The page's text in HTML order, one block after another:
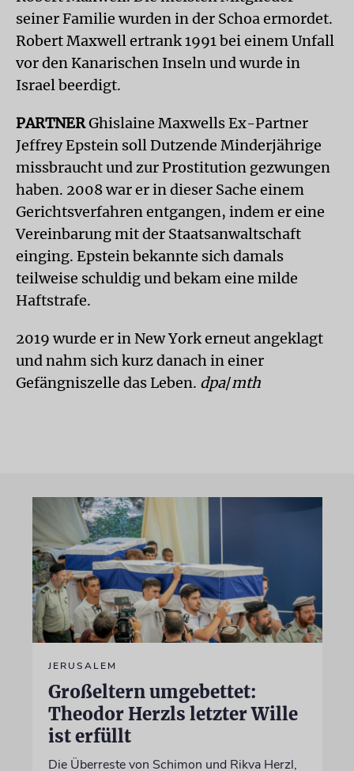
seiner Familie wurden in der Schoa ermordet.
Robert Maxwell ertrank 1991 bei einem Unfall
vor den Kanarischen Inseln und wurde in
Israel beerdigt.
PARTNERGhislaine Maxwells Ex-Partner
Jeffrey Epstein soll Dutzende Minderjährige
missbraucht und zur Prostitution gezwungen
haben. 2008 war er in dieser Sache einem
Gerichtsverfahren entgangen, indem er eine
Vereinbarung mit der Staatsanwaltschaft
einging. Epstein bekannte sich damals
teilweise schuldig und bekam eine milde
Haftstrafe.
2019 wurde er in New York erneut angeklagt
und nahm sich kurz danach in einer
Gefängniszelle das Leben. dpa/mth
JERUSALEM
Großeltern umgebettet:
Theodor Herzls letzter Wille
ist erfüllt
Die Überreste von Schimon und Rikva Herzl,